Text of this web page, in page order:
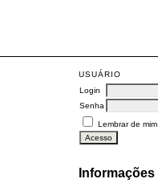
USUÁRIO
Login
Senha
Lembrar de mim
Informações